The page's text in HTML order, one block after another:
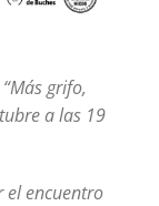
grifo,
a las 19
el encuentro